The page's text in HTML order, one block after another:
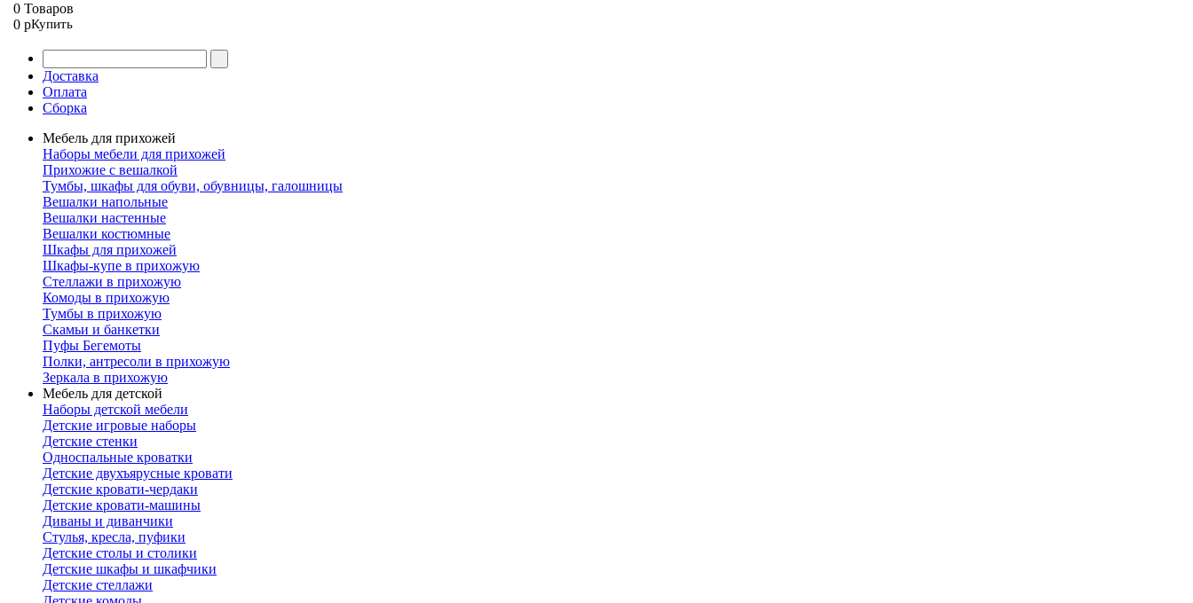
0 Товаров
0 pКупить
Доставка
Оплата
Сборка
Мебель для прихожей
Наборы мебели для прихожей
Прихожие с вешалкой
Тумбы, шкафы для обуви, обувницы, галошницы
Вешалки напольные
Вешалки настенные
Вешалки костюмные
Шкафы для прихожей
Шкафы-купе в прихожую
Стеллажи в прихожую
Комоды в прихожую
Тумбы в прихожую
Скамьи и банкетки
Пуфы Бегемоты
Полки, антресоли в прихожую
Зеркала в прихожую
Мебель для детской
Наборы детской мебели
Детские игровые наборы
Детские стенки
Односпальные кроватки
Детские двухъярусные кровати
Детские кровати-чердаки
Детские кровати-машины
Диваны и диванчики
Стулья, кресла, пуфики
Детские столы и столики
Детские шкафы и шкафчики
Детские стеллажи